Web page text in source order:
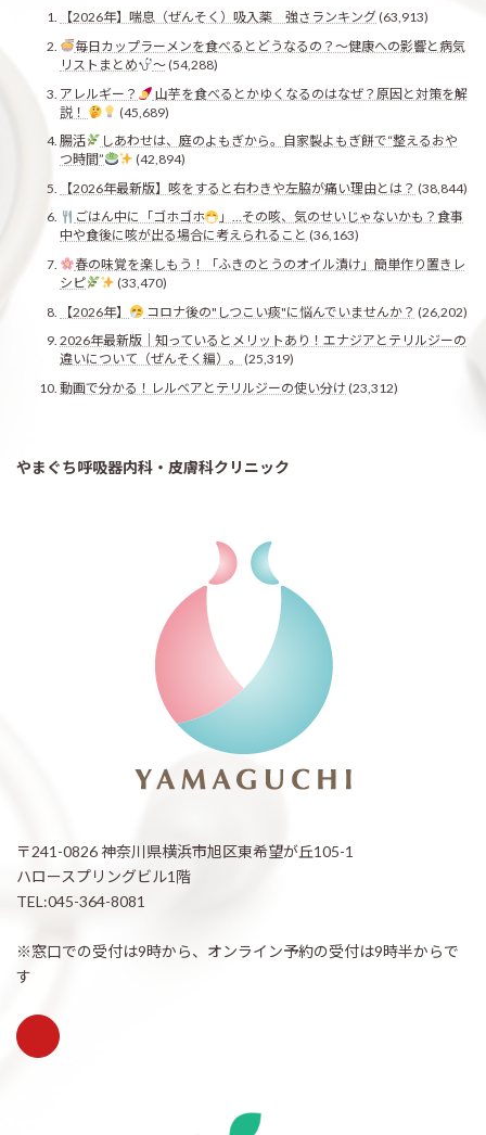
【2026年】喘息（ぜんそく）吸入薬 強さランキング(63,913)
毎日カップラーメンを食べるとどうなるの？〜健康への影響と病気
リストまとめ
〜(54,288)
アレルギー？
山芋を食べるとかゆくなるのはなぜ？原因と対策を解
説！
(45,689)
腸活
しあわせは、庭のよもぎから。自家製よもぎ餅で“整えるおや
つ時間”
(42,894)
【2026年最新版】咳をすると右わきや左脇が痛い理由とは？ (38,844)
ごはん中に「ゴホゴホ
」…その咳、気のせいじゃないかも？食事
中や食後に咳が出る場合に考えられること (36,163)
春の味覚を楽しもう！「ふきのとうのオイル漬け」簡単作り置きレ
シピ
(33,470)
【2026年】
コロナ後の"しつこい痰"に悩んでいませんか？ (26,202)
2026年最新版｜知っているとメリットあり！エナジアとテリルジーの
違いについて（ぜんそく編）。
(25,319)
動画で分かる！レルベアとテリルジーの使い分け (23,312)
やまぐち呼吸器内科・皮膚科クリニック
〒241-0826 神奈川県横浜市旭区東希望が丘105-1
ハロースプリングビル1階
TEL:045-364-8081
※窓口での受付は9時から、オンライン予約の受付は9時半からで
す